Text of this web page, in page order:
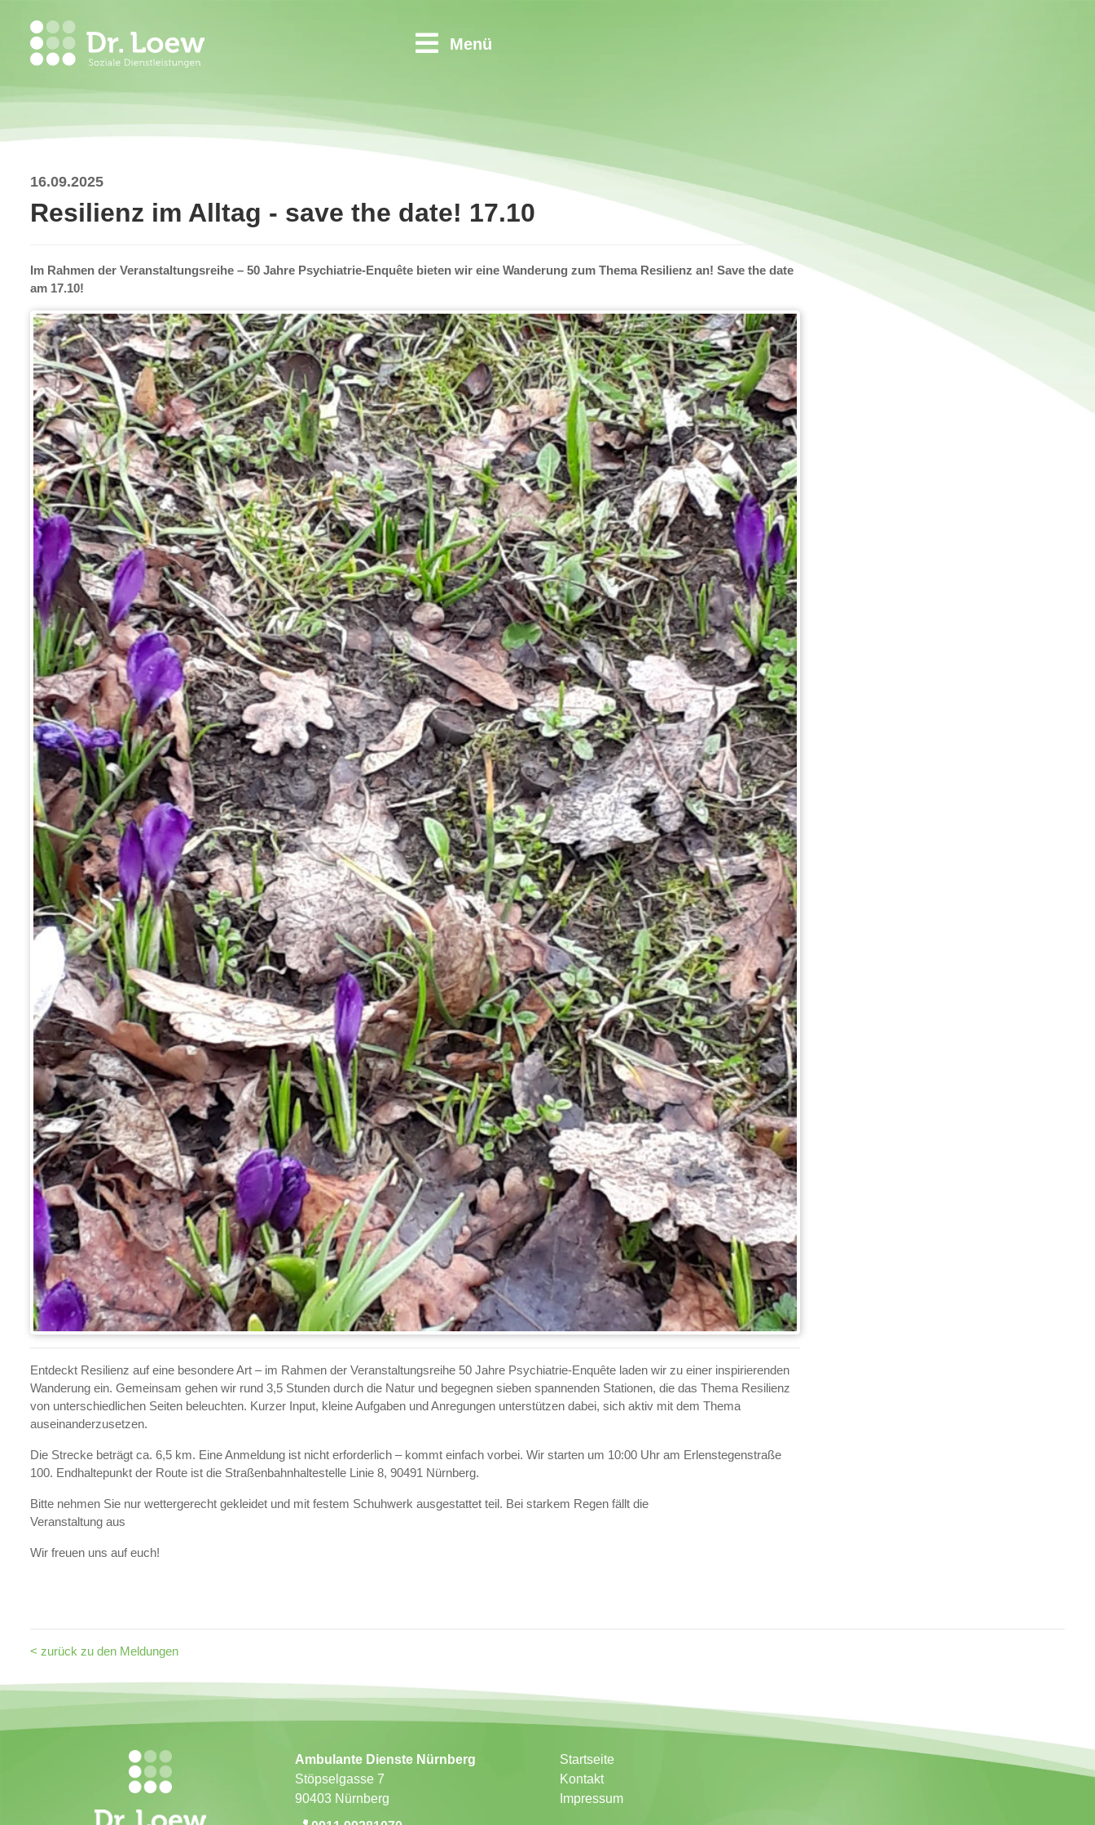
Menü
16.09.2025
Resilienz im Alltag - save the date! 17.10
Im Rahmen der Veranstaltungsreihe – 50 Jahre Psychiatrie-Enquête bieten wir eine Wanderung zum Thema Resilienz an! Save the date
am 17.10!
Entdeckt Resilienz auf eine besondere Art – im Rahmen der Veranstaltungsreihe 50 Jahre Psychiatrie-Enquête laden wir zu einer inspirierenden
Wanderung ein. Gemeinsam gehen wir rund 3,5 Stunden durch die Natur und begegnen sieben spannenden Stationen, die das Thema Resilienz
von unterschiedlichen Seiten beleuchten. Kurzer Input, kleine Aufgaben und Anregungen unterstützen dabei, sich aktiv mit dem Thema
auseinanderzusetzen.
Die Strecke beträgt ca. 6,5 km. Eine Anmeldung ist nicht erforderlich – kommt einfach vorbei. Wir starten um 10:00 Uhr am Erlenstegenstraße
100. Endhaltepunkt der Route ist die Straßenbahnhaltestelle Linie 8, 90491 Nürnberg.
Bitte nehmen Sie nur wettergerecht gekleidet und mit festem Schuhwerk ausgestattet teil. Bei starkem Regen fällt die
Veranstaltung aus
Wir freuen uns auf euch!
< zurück zu den Meldungen
Ambulante Dienste Nürnberg
Stöpselgasse 7
90403 Nürnberg
Startseite
Kontakt
Impressum